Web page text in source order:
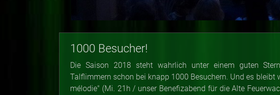
1000 Besucher!
Die Saison 2018 steht wahrlich unter einem guten
Talflimmern schon bei knapp 1000 Besuchern. Und es bleibt
mélodie" (Mi. 21h / unser Benefizabend für die Alte